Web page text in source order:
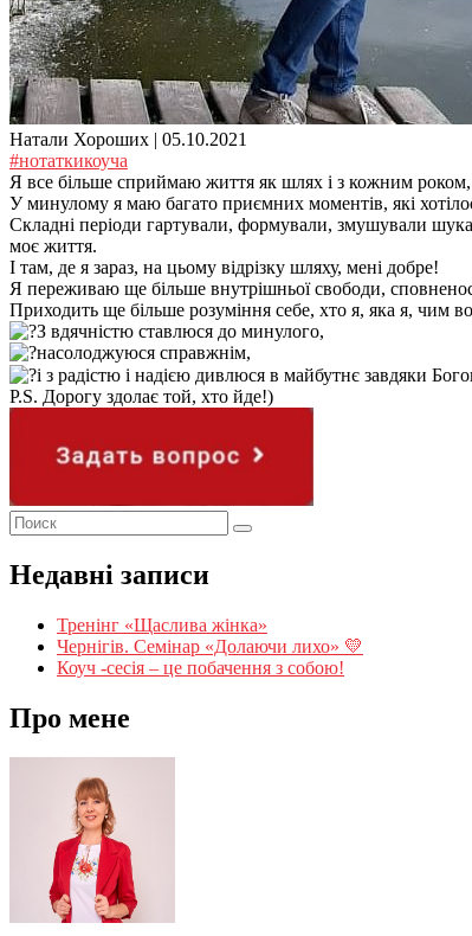
Натали Хороших | 05.10.2021
#нотаткикоуча
Я все більше сприймаю життя як шлях і з кожним
У минулому я маю багато приємних моментів, які
Складні періоди гартували, формували, змушували
моє життя.
І там, де я зараз, на цьому відрізку шляху, мені добре!
Я переживаю ще більше внутрішньої свободи,
Приходить ще більше розуміння себе, хто я, яка я, чим
З вдячністю ставлюся до минулого,
насолоджуюся справжнім,
і з радістю і надією дивлюся в майбутнє завдяки
P.S. Дорогу здолає той, хто йде!)
Недавні записи
Тренінг «Щаслива жінка»
Чернігів. Семінар «Долаючи лихо» 💛
Коуч -сесія – це побачення з собою!
Про мене